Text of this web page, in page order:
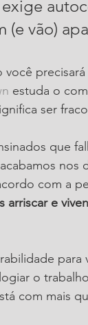
vão)
precisará
estuda o
ser
que
nos
com a
arriscar e
para
o
com mais